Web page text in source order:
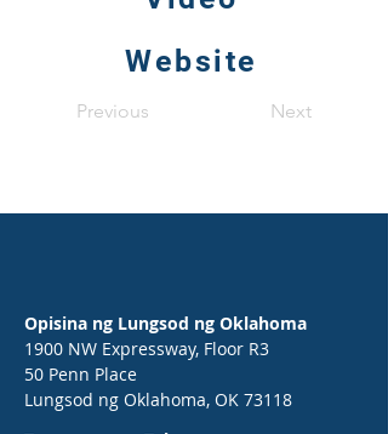
Website
Previous Next
Opisina ng Lungsod ng Oklahoma
1900 NW Expressway, Floor R3
50 Penn Place
Lungsod ng Oklahoma, OK 73118